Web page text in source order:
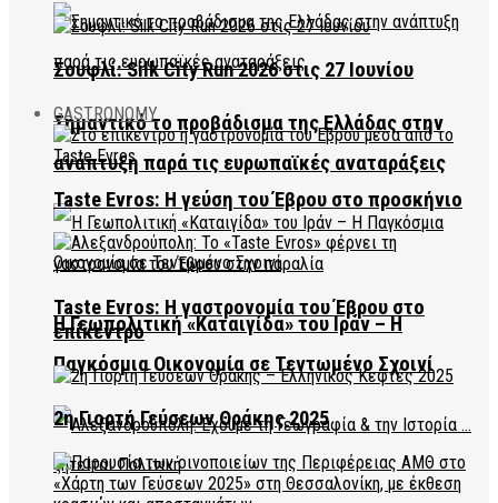
Σημαντικό το προβάδισμα της Ελλάδας στην
ανάπτυξη παρά τις ευρωπαϊκές αναταράξεις
Η Γεωπολιτική «Καταιγίδα» του Ιράν – Η
Παγκόσμια Οικονομία σε Τεντωμένο Σχοινί
Σουφλί: Silk City Run 2026 στις 27 Ιουνίου
GASTRONOMY
Taste Evros: Η γεύση του Έβρου στο προσκήνιο
Taste Evros: Η γαστρονομία του Έβρου στο
επίκεντρο
2η Γιορτή Γεύσεων Θράκης 2025